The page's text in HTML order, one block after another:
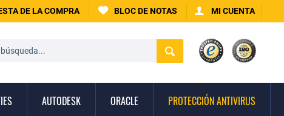
DE LA COMPRA BLOC DE NOTAS MI CUENTA
AUTODESK ORACLE PROTECCIÓN ANTIVIRUS